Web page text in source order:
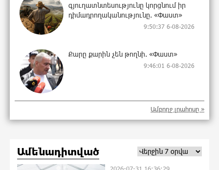
գյուղատնտեսությունը կորցնում իր
դիմադրողականությունը. «Փաստ»
9:50:37 6-08-2026
Քարը քարին չեն թողնի. «Փաստ»
9:46:01 6-08-2026
ինքնիշխանություն, ապա չի կարող
խոշորագույն վտանգներից է
գործազրկության և աղքատության աճը». «Փաստ»
Ամբողջ լրահոսը »
Ամենադիտված
2026-07-31 16:36:29